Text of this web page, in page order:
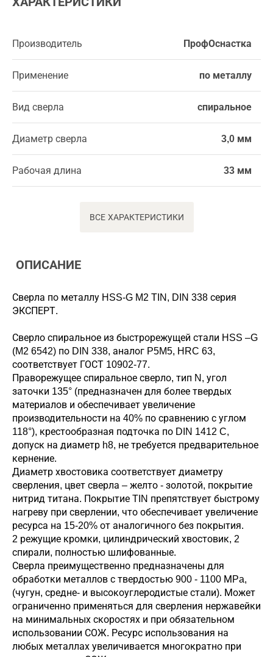
Производитель ПрофОснастка
Применение по металлу
Вид сверла спиральное
Диаметр сверла 3,0 мм
Рабочая длина 33 мм
ВСЕ ХАРАКТЕРИСТИКИ
ОПИСАНИЕ
Сверла по металлу HSS-G M2 TIN, DIN 338 серия
ЭКСПЕРТ.
Сверло спиральное из быстрорежущей стали HSS –G
(M2 6542) по DIN 338, аналог P5M5, HRC 63,
соответствует ГОСТ 10902-77.
Праворежущее спиральное сверло, тип N, угол
заточки 135° (предназначен для более твердых
материалов и обеспечивает увеличение
производительности на 40% по сравнению с углом
118°), крестообразная подточка по DIN 1412 C,
допуск на диаметр h8, не требуется предварительное
кернение.
Диаметр хвостовика соответствует диаметру
сверления, цвет сверла – желто - золотой, покрытие
нитрид титана. Покрытие TIN препятствует быстрому
нагреву при сверлении, что обеспечивает увеличение
ресурса на 15-20% от аналогичного без покрытия.
2 режущие кромки, цилиндрический хвостовик, 2
спирали, полностью шлифованные.
Сверла преимущественно предназначены для
обработки металлов с твердостью 900 - 1100 МPa,
(чугун, средне- и высокоуглеродистые стали). Может
ограниченно применяться для сверления нержавейки
на минимальных скоростях и при обязательном
использовании СОЖ. Ресурс использования на
любых металлах увеличивается многократно при